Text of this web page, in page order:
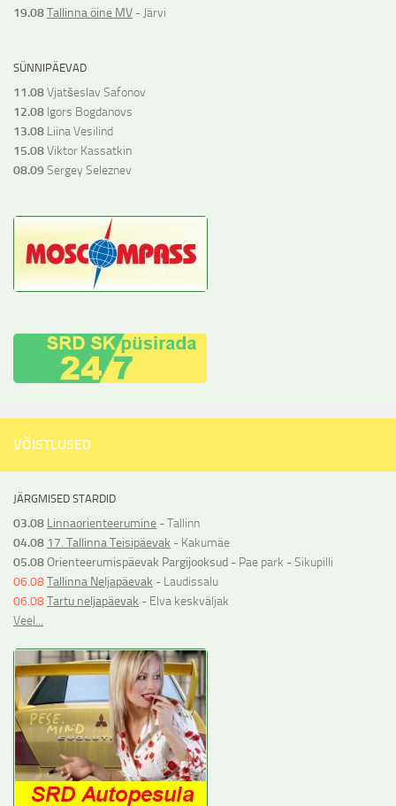
19.08Tallinna öine MV - Järvi
SÜNNIPÄEVAD
11.08Vjatšeslav Safonov
12.08 Igors Bogdanovs
13.08 Liina Vesilind
15.08Viktor Kassatkin
08.09Sergey Seleznev
VÕISTLUSED
JÄRGMISED STARDID
03.08 Linnaorienteerumine - Tallinn
04.08 17. Tallinna Teisipäevak - Kakumäe
05.08 Orienteerumispäevak Pargijooksud - Pae park - Sikupilli
06.08Tallinna Neljapäevak - Laudissalu
06.08Tartu neljapäevak - Elva keskväljak
Veel...